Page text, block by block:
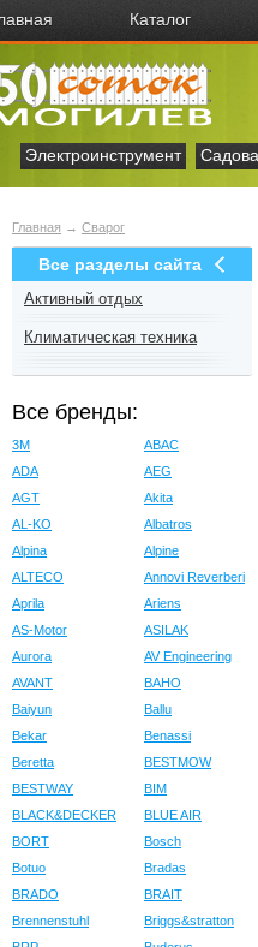
Каталог
Электроинструмент
Главная → Сварог
Все разделы сайта
Активный отдых
Климатическая техника
Все бренды:
3M
ABAC
ADA
AEG
AGT
Akita
AL-KO
Albatros
Alpina
Alpine
ALTECO
Annovi Reverberi
Aprila
Ariens
AS-Motor
ASILAK
Aurora
AV Engineering
AVANT
BAHO
Baiyun
Ballu
Bekar
Benassi
Beretta
BESTMOW
BESTWAY
BIM
BLACK&DECKER
BLUE AIR
BORT
Bosch
Botuo
Bradas
BRADO
BRAIT
Brennenstuhl
Briggs&stratton